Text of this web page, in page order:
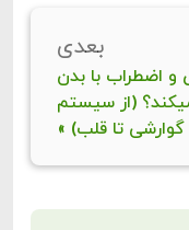
بعدی
اضطراب با بدن
(از سیستم
گوارشی تا قلب) »